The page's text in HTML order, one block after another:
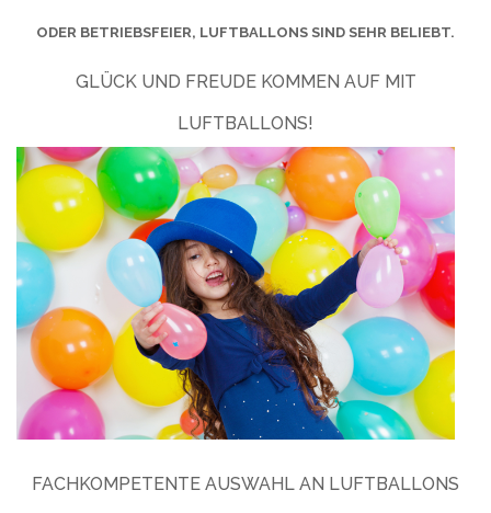
ODER BETRIEBSFEIER, LUFTBALLONS SIND SEHR BELIEBT.
GLÜCK UND FREUDE KOMMEN AUF MIT
LUFTBALLONS!
FACHKOMPETENTE AUSWAHL AN LUFTBALLONS